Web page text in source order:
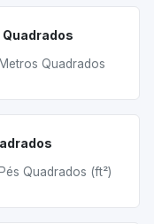
Quadrados
Quadrados (ft²)